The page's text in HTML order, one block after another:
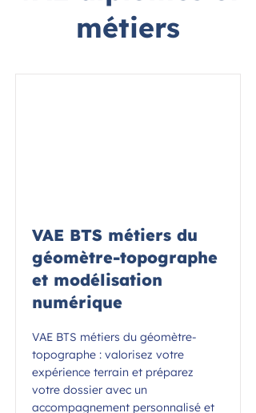
métiers
VAE BTS métiers du
géomètre-topographe
et modélisation
numérique
VAE BTS métiers du géomètre-
topographe : valorisez votre
expérience terrain et préparez
votre dossier avec un
accompagnement personnalisé et